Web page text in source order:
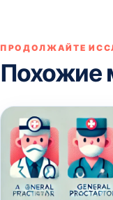
ПРОДОЛЖАЙТЕ
Похожие